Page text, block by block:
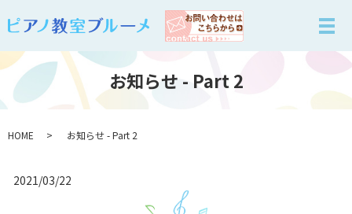
お知らせ - Part 2
HOME お知らせ - Part 2
2021/03/22